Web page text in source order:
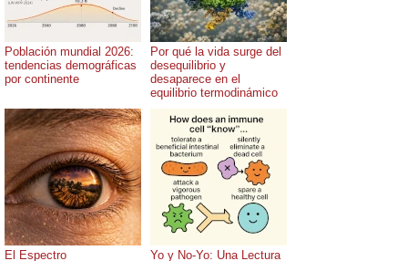
Población mundial 2026:
tendencias demográficas
por continente
Por qué la vida surge del
desequilibrio y
desaparece en el
equilibrio termodinámico
El Espectro Yo y No-Yo: Una Lectura